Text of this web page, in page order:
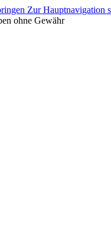
Zur Hauptnavigation
ohne Gewähr